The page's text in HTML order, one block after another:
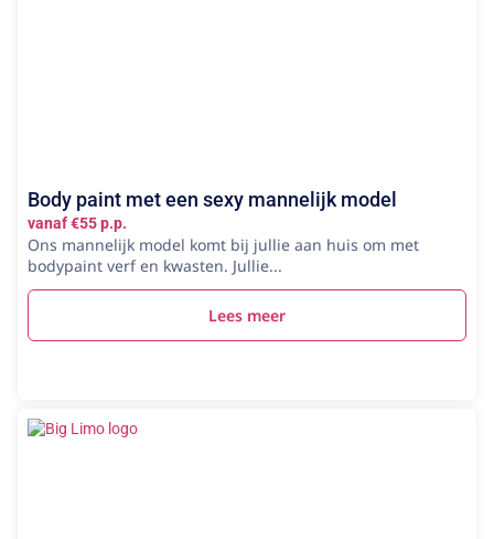
Body paint met een sexy mannelijk model
vanaf €55 p.p.
Ons mannelijk model komt bij jullie aan huis om met
bodypaint verf en kwasten. Jullie...
Lees meer